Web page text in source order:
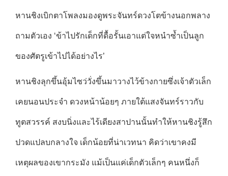
หานชิงเบิกตาโพลงมองดูพระจันทร์ดวงโตข้างนอกพลาง
ถามตัวเอง ‘ข้าไปรักเด็กที่ดื้อรั้นเอาแต่ใจหนำซ้ำเป็นลูก
ของศัตรูเข้าไปได้อย่างไร’
หานชิงลุกขึ้นอุ้มไซว่วั่งขึ้นมาวางไว้ข้างกายซึ่งเจ้าตัวเล็ก
เคยนอนประจำ ดวงหน้าน้อยๆ ภายใต้แสงจันทร์ราวกับ
ทูตสวรรค์ สงบนิ่งและไร้เดียงสาปานนั้นทำให้หานชิงรู้สึก
ปวดแปลบกลางใจ เด็กน้อยที่น่าเวทนา คิดว่าเขาคงมี
เหตุผลของเขากระมัง แม้เป็นแค่เด็กตัวเล็กๆ คนหนึ่งก็